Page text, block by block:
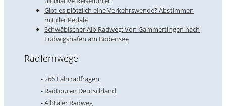
Gibt es plötzlich eine Verkehrswende? Abstimmen
mit der Pedale
Schwäbischer Alb Radweg: Von Gammertingen nach
Ludwigshafen am Bodensee
Radfernwege
266 Fahrradfragen
Radtouren Deutschland
Albtäler Radweg